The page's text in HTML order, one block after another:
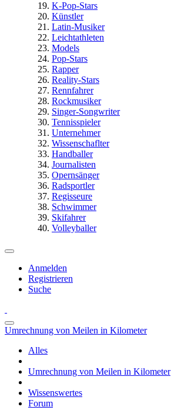
K-Pop-Stars
Künstler
Latin-Musiker
Leichtathleten
Models
Pop-Stars
Rapper
Reality-Stars
Rennfahrer
Rockmusiker
Singer-Songwriter
Tennisspieler
Unternehmer
Wissenschaflter
Handballer
Journalisten
Opernsänger
Radsportler
Regisseure
Schwimmer
Skifahrer
Volleyballer
Anmelden
Registrieren
Suche
Umrechnung von Meilen in Kilometer
Alles
Umrechnung von Meilen in Kilometer
Wissenswertes
Forum